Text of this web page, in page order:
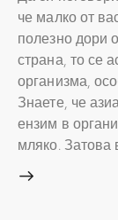
че малко от
полезно дори
страна, то се
организма,
Знаете, че
ензим в
мляко.